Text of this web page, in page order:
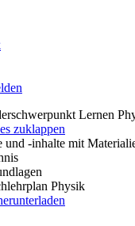
Lernen
zuklappen
-inhalte mit
Physik